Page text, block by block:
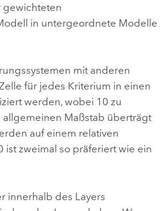
gewichteten
in untergeordnete Modelle
mit anderen
für jedes Kriterium in einen
werden, wobei 10 zu
allgemeinen Maßstab überträgt
auf einem relativen
ist zweimal so präferiert wie ein
innerhalb des Layers